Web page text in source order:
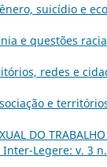
suicídio e
e questões
redes e
e
DO
Inter-Legere: v. 3